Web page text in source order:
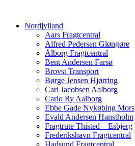
Nordjylland
Aars Fragtcentral
Alfred Pedersen Gløngøre
Ålborg Fragtcentral
Bent Andersen Farsø
Brovst Transport
Børge Jensen Hjørring
Carl Jacobsen Aalborg
Carlo Ry Aalborg
Ebbe Gade Nykøbing Mors
Evald Andersen Hanstholm
Fragtrute Thisted – Esbjerg
Frederikshavn Fragtcentral
Hadsund Fragtcentral